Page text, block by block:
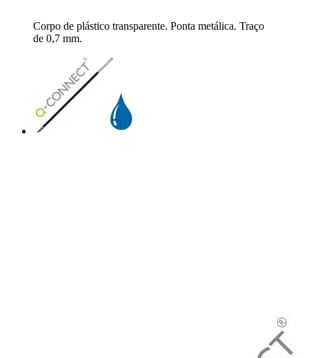
Corpo de plástico transparente. Ponta metálica. Traço
de 0,7 mm.